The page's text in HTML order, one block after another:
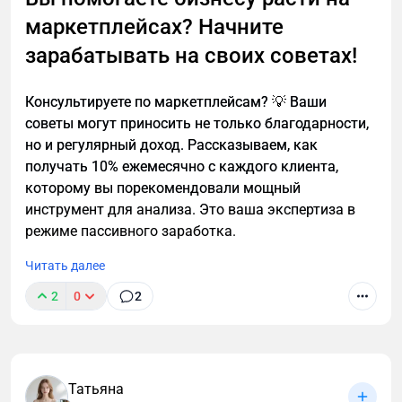
MPBalance это решено через интеллектуальную
привязку по артикулам и штрихкодам, массовые
операции и быстрый интерфейс, который
Что получает бизнес в итоге. Во-первых, экономию
времени — в среднем 10–15 часов в неделю только
на отчётах и сверках. Во-вторых, точность: данные
сходятся автоматически, а ошибки из-за
человеческого фактора практически исчезают. В-
третьих, прозрачность — становится понятно,
просто крутят оборот и съедают маржу.
MPBalance подходит не только одиночным
настраивать роли и права доступа, работать
централизованно. Это особенно важно, когда
маркетплейсах? Начните
зарабатывать на своих советах!
Консультируете по маркетплейсам? 💡 Ваши
советы могут приносить не только благодарности,
но и регулярный доход. Рассказываем, как
получать 10% ежемесячно с каждого клиента,
которому вы порекомендовали мощный
инструмент для анализа. Это ваша экспертиза в
режиме пассивного заработка.
Читать далее
2 0 2
Татьяна